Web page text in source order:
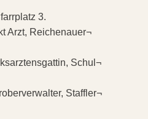
3.
Arzt, Reichenauer¬
Schul¬
Staffler¬